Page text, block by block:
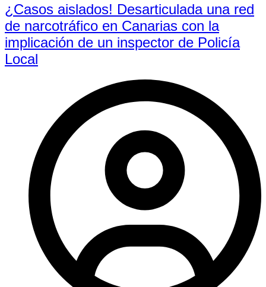
¿Casos aislados! Desarticulada una red
de narcotráfico en Canarias con la
implicación de un inspector de Policía
Local